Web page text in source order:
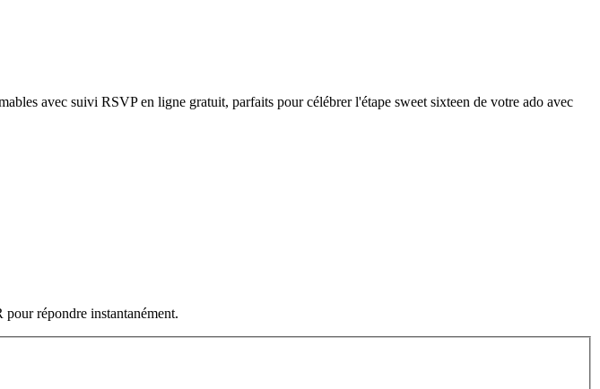
avec suivi RSVP en ligne gratuit, parfaits pour célébrer l'étape sweet sixteen de votre ado avec
répondre instantanément.